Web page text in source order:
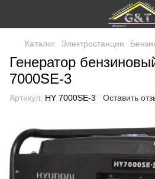
Каталог Электростанции
Генератор
7000SE-3
Артикул: HY 7000SE-3 Оставить